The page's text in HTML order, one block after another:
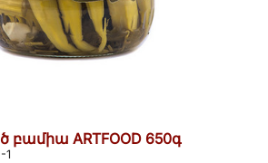
ARTFOOD 650գ
1